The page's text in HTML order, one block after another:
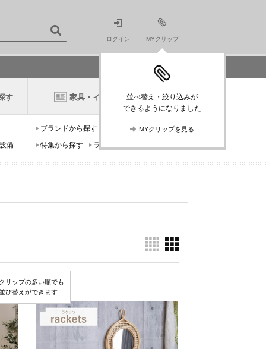
ログイン MYクリップ
並べ替え・絞り込みが
できるようになりました
MYクリップを見る
す 家具・インテリアニュース
備
ブランドから探す
デザイナーから探す
特集から探す
ランキングから探す
リップの多い順でも
び替えができます